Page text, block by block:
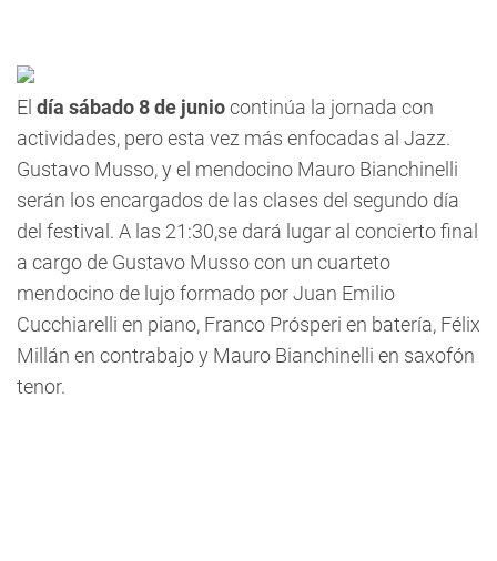
El día sábado 8 de juniocontinúa la jornada con
actividades, pero esta vez más enfocadas al Jazz.
Gustavo Musso, y el mendocino Mauro Bianchinelli
serán los encargados de las clases del segundo día
del festival. A las 21:30,se dará lugar al concierto final
a cargo de Gustavo Musso con un cuarteto
mendocino de lujo formado por Juan Emilio
Cucchiarelli en piano, Franco Prósperi en batería, Félix
Millán en contrabajo y Mauro Bianchinelli en saxofón
tenor.